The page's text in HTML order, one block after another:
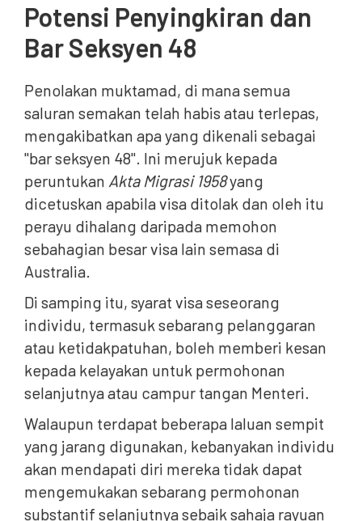
Potensi Penyingkiran dan
Bar Seksyen 48
Penolakan muktamad, di mana semua
saluran semakan telah habis atau terlepas,
mengakibatkan apa yang dikenali sebagai
"bar seksyen 48". Ini merujuk kepada
peruntukan Akta Migrasi 1958yang
dicetuskan apabila visa ditolak dan oleh itu
perayu dihalang daripada memohon
sebahagian besar visa lain semasa di
Australia.
Di samping itu, syarat visa seseorang
individu, termasuk sebarang pelanggaran
atau ketidakpatuhan, boleh memberi kesan
kepada kelayakan untuk permohonan
selanjutnya atau campur tangan Menteri.
Walaupun terdapat beberapa laluan sempit
yang jarang digunakan, kebanyakan individu
akan mendapati diri mereka tidak dapat
mengemukakan sebarang permohonan
substantif selanjutnya sebaik sahaja rayuan